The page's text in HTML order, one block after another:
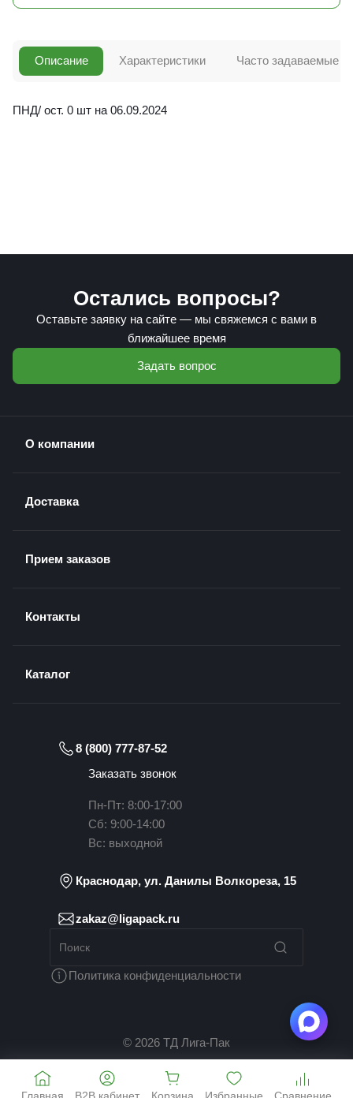
Описание
ПНД/ ост. 0 шт на 06.09.2024
Характеристики Часто задаваемые
Остались вопросы?
Оставьте заявку на сайте — мы свяжемся с вами в
ближайшее время
Задать вопрос
О компании
Доставка
Прием заказов
Контакты
Каталог
8 (800) 777-87-52
Заказать звонок
Пн-Пт: 8:00-17:00
Сб: 9:00-14:00
Вс: выходной
Краснодар, ул. Данилы Волкореза, 15
zakaz@ligapack.ru
Политика конфиденциальности
© 2026 ТД Лига-Пак